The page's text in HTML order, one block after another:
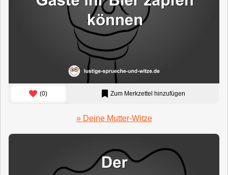
(0) Zum Merkzettel hinzufügen
» Deine Mutter-Witze